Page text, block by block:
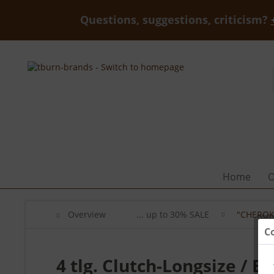
Questions, suggestions, criticism?
Home
Overview ... up to 30% SALE
4 tlg. Clutch-Longsize /